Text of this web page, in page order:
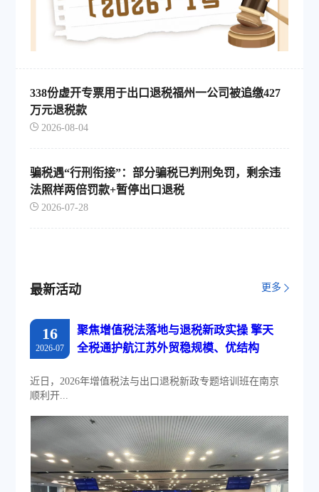
338份虚开专票用于出口退税福州一公司被追缴427
万元退税款
2026-08-04
骗税遇“行刑衔接”：部分骗税已判刑免罚，剩余违
法照样两倍罚款+暂停出口退税
2026-07-28
最新活动 更多
16
2026-07
聚焦增值税法落地与退税新政实操 擎天
全税通护航江苏外贸稳规模、优结构
近日，2026年增值税法与出口退税新政专题培训班在南京
顺利开...